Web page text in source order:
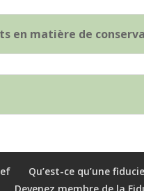
en matière de
Qu’est-ce qu’une